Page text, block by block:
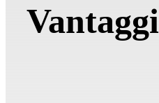
Vantaggi